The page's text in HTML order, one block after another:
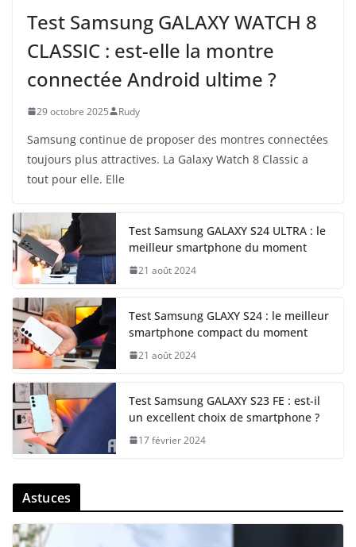
Test Samsung GALAXY WATCH 8
CLASSIC : est-elle la montre
connectée Android ultime ?
29 octobre 2025 Rudy
Samsung continue de proposer des montres connectées
toujours plus attractives. La Galaxy Watch 8 Classic a
tout pour elle. Elle
Test Samsung GALAXY S24 ULTRA : le
meilleur smartphone du moment
21 août 2024
Test Samsung GLAXY S24 : le meilleur
smartphone compact du moment
21 août 2024
Test Samsung GALAXY S23 FE : est-il
un excellent choix de smartphone ?
17 février 2024
Astuces